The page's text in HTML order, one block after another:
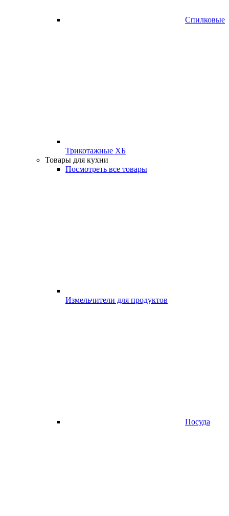
Спилковые
Трикотажные ХБ
Товары для кухни
Посмотреть все товары
Измельчители для продуктов
Посуда